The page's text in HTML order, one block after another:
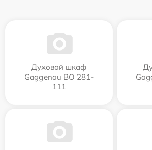
Духовой шкаф
Gaggenau BO 281-
111